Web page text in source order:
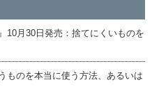
10月30日発売：捨てにくいものを
ものを本当に使う方法、あるいは